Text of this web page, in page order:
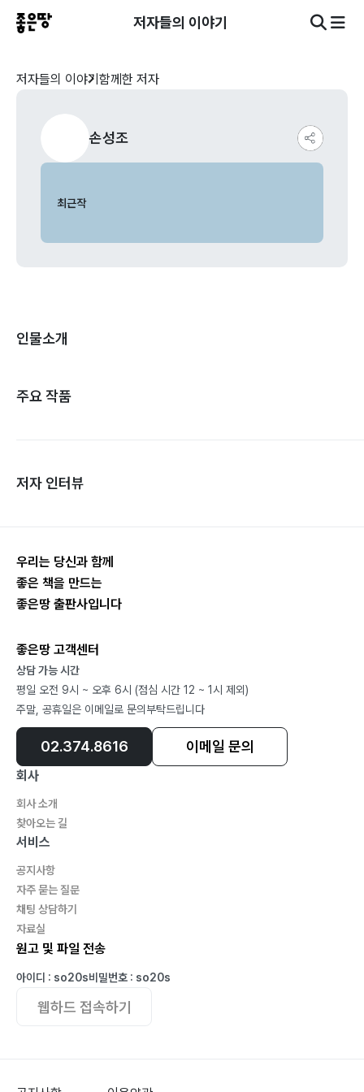
저자들의 이야기
저자들의 이야기 함께한 저자
손성조
최근작
인물소개
주요 작품
저자 인터뷰
우리는 당신과 함께
좋은 책을 만드는
좋은땅 출판사입니다
좋은땅 고객센터
상담 가능 시간
평일 오전 9시 ~ 오후 6시 (점심 시간 12 ~ 1시 제외)
주말, 공휴일은 이메일로 문의부탁드립니다
02.374.8616 이메일 문의
회사
회사 소개
찾아오는 길
서비스
공지사항
자주 묻는 질문
채팅 상담하기
자료실
원고 및 파일 전송
아이디 : so20s비밀번호 : so20s
웹하드 접속하기